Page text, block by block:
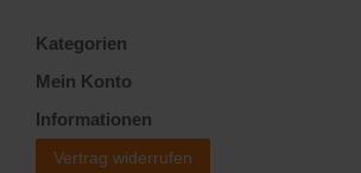
Kategorien
Mein Konto
Informationen
Vertrag widerrufen